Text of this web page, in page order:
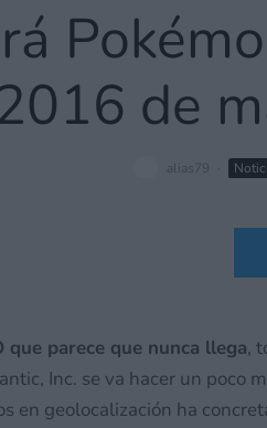
de
alias79
parece que nunca llega,
Inc. se va hacer un poco
en geolocalización ha